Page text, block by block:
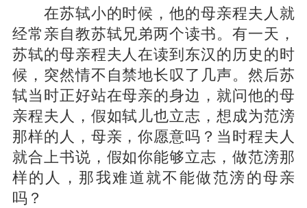
在苏轼小的时候，他的母亲程夫人就
经常亲自教苏轼兄弟两个读书。有一天，
苏轼的母亲程夫人在读到东汉的历史的时
候，突然情不自禁地长叹了几声。然后苏
轼当时正好站在母亲的身边，就问他的母
亲程夫人，假如轼儿也立志，想成为范滂
那样的人，母亲，你愿意吗？当时程夫人
就合上书说，假如你能够立志，做范滂那
样的人，那我难道就不能做范滂的母亲
吗？